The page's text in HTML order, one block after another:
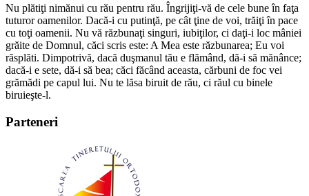
Nu plătiţi nimănui cu rău pentru rău. Îngrijiţi-vă de cele bune în faţa
tuturor oamenilor. Dacă-i cu putinţă, pe cât ţine de voi, trăiţi în pace
cu toţi oamenii. Nu vă răzbunaţi singuri, iubiţilor, ci daţi-i loc mâniei
grăite de Domnul, căci scris este: A Mea este răzbunarea; Eu voi
răsplăti. Dimpotrivă, dacă duşmanul tău e flămând, dă-i să mănânce;
dacă-i e sete, dă-i să bea; căci făcând aceasta, cărbuni de foc vei
grămădi pe capul lui. Nu te lăsa biruit de rău, ci răul cu binele
biruieşte-l.
Parteneri